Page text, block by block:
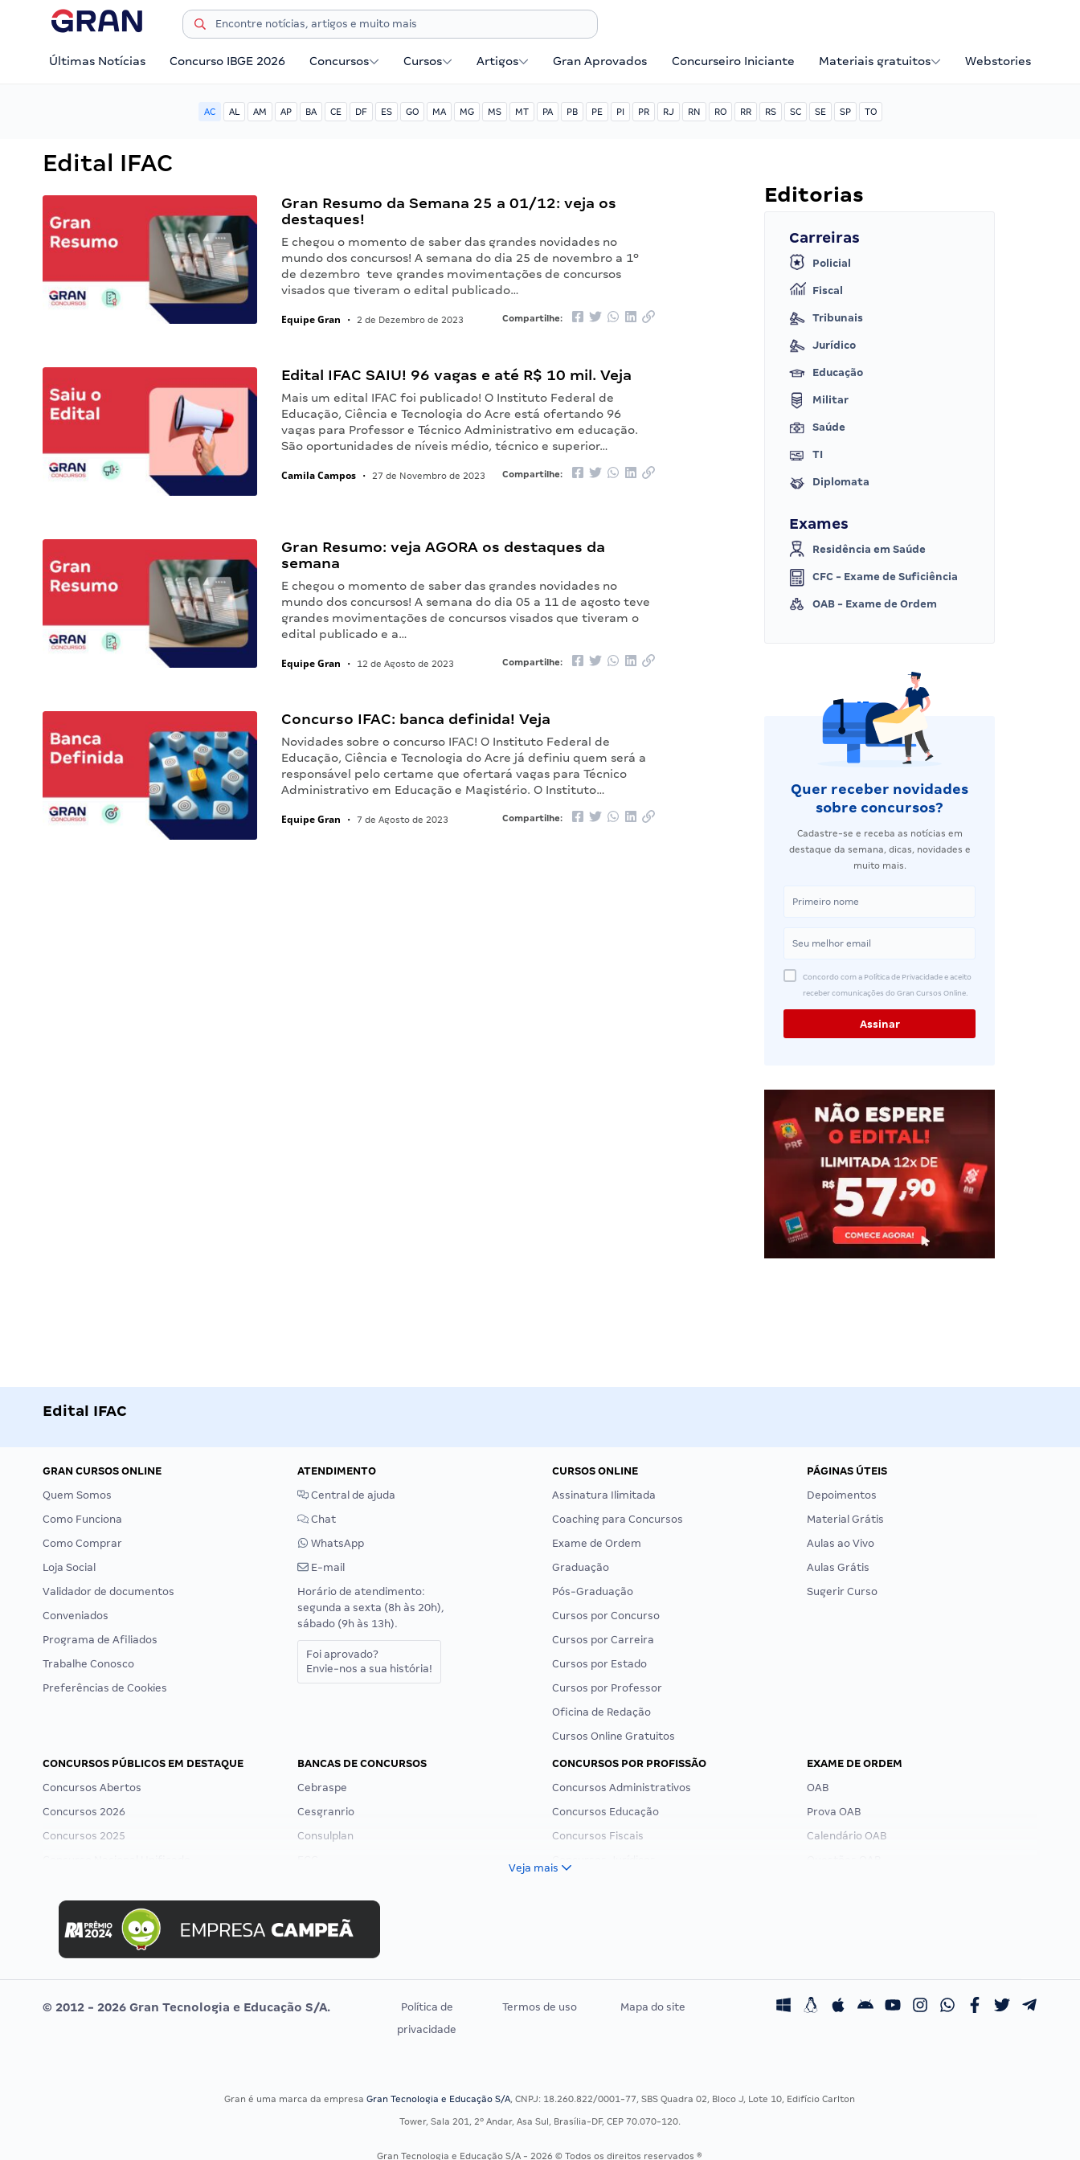
Últimas Notícias Concurso IBGE 2026 Concursos Cursos Artigos Gran Aprovados Concurseiro Iniciante Materiais gratuitos Webstories
AC AL AM AP BA CE DF ES GO MA MG MS MT PA PB PE PI PR RJ RN RO RR RS SC SE SP TO
Edital IFAC
Gran Resumo da Semana 25 a 01/12: veja os
destaques!
E chegou o momento de saber das grandes novidades no
mundo dos concursos! A semana do dia 25 de novembro a 1º
de dezembro teve grandes movimentações de concursos
visados que tiveram o edital publicado…
Equipe Gran • 2 de Dezembro de 2023 Compartilhe:
Edital IFAC SAIU! 96 vagas e até R$ 10 mil. Veja
Mais um edital IFAC foi publicado! O Instituto Federal de
Educação, Ciência e Tecnologia do Acre está ofertando 96
vagas para Professor e Técnico Administrativo em educação.
São oportunidades de níveis médio, técnico e superior…
Camila Campos • 27 de Novembro de 2023 Compartilhe:
Gran Resumo: veja AGORA os destaques da
semana
E chegou o momento de saber das grandes novidades no
mundo dos concursos! A semana do dia 05 a 11 de agosto teve
grandes movimentações de concursos visados que tiveram o
edital publicado e a…
Equipe Gran • 12 de Agosto de 2023 Compartilhe:
Concurso IFAC: banca definida! Veja
Novidades sobre o concurso IFAC! O Instituto Federal de
Educação, Ciência e Tecnologia do Acre já definiu quem será a
responsável pelo certame que ofertará vagas para Técnico
Administrativo em Educação e Magistério. O Instituto…
Equipe Gran • 7 de Agosto de 2023 Compartilhe:
Editorias
Carreiras
Policial
Fiscal
Tribunais
Jurídico
Educação
Militar
Saúde
TI
Diplomata
Exames
Residência em Saúde
CFC - Exame de Suficiência
OAB - Exame de Ordem
Quer receber novidades
sobre concursos?
Cadastre-se e receba as notícias em
destaque da semana, dicas, novidades e
muito mais.
Concordo com a Política de Privacidade e aceito
receber comunicações do Gran Cursos Online.
Edital IFAC
GRAN CURSOS ONLINE
Quem Somos
Como Funciona
Como Comprar
Loja Social
Validador de documentos
Conveniados
Programa de Afiliados
Trabalhe Conosco
Preferências de Cookies
ATENDIMENTO
Central de ajuda
Chat
WhatsApp
E-mail
Horário de atendimento:
segunda a sexta (8h às 20h),
sábado (9h às 13h).
Foi aprovado?
Envie-nos a sua história!
CURSOS ONLINE
Assinatura Ilimitada
Coaching para Concursos
Exame de Ordem
Graduação
Pós-Graduação
Cursos por Concurso
Cursos por Carreira
Cursos por Estado
Cursos por Professor
Oficina de Redação
Cursos Online Gratuitos
PÁGINAS ÚTEIS
Depoimentos
Material Grátis
Aulas ao Vivo
Aulas Grátis
Sugerir Curso
CONCURSOS PÚBLICOS EM DESTAQUE
Concursos Abertos
Concursos 2026
Concursos 2025
Concurso MPU
Editais publicados
BANCAS DE CONCURSOS
Cebraspe
Cesgranrio
Consulplan
Selecon
Uniase
Vunesp
CONCURSOS POR PROFISSÃO
Concursos Administrativos
Concursos Educação
Concursos Fiscais
Residência Multiprofissional
EXAME DE ORDEM
OAB
Prova OAB
Calendário OAB
Veja mais
© 2012 - 2026 Gran Tecnologia e Educação S/A.
Política de
privacidade
Termos de uso Mapa do site
Gran é uma marca da empresaGran Tecnologia e Educação S/A, CNPJ: 18.260.822/0001-77, SBS Quadra 02, Bloco J, Lote 10, Edifício Carlton
Tower, Sala 201, 2º Andar, Asa Sul, Brasília-DF, CEP 70.070-120.
Gran Tecnologia e Educação S/A - 2026 © Todos os direitos reservados ®